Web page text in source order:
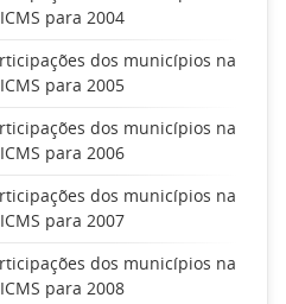
para 2004
dos municípios na
para 2005
dos municípios na
para 2006
dos municípios na
para 2007
dos municípios na
para 2008